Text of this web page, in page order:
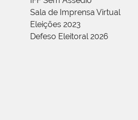
Sala de Imprensa Virtual
Eleições 2023
Defeso Eleitoral 2026